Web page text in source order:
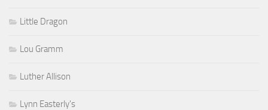
Little Dragon
Lou Gramm
Luther Allison
Lynn Easterly's